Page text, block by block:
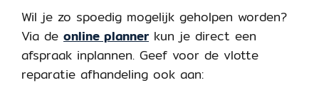
Wil je zo spoedig mogelijk geholpen worden?
Via de online plannerkun je direct een
afspraak inplannen. Geef voor de vlotte
reparatie afhandeling ook aan: